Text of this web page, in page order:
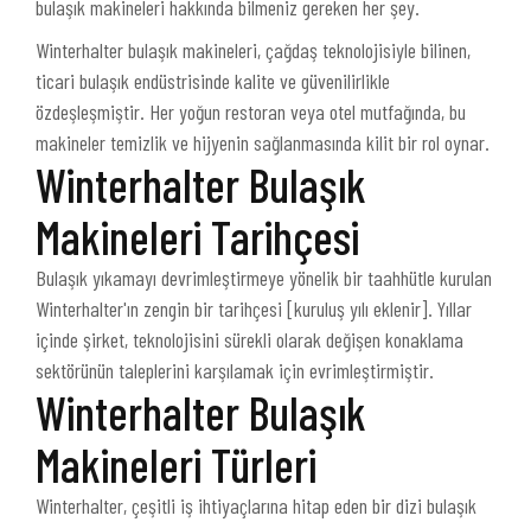
bulaşık makineleri hakkında bilmeniz gereken her şey.
Winterhalter bulaşık makineleri, çağdaş teknolojisiyle bilinen,
ticari bulaşık endüstrisinde kalite ve güvenilirlikle
özdeşleşmiştir. Her yoğun restoran veya otel mutfağında, bu
makineler temizlik ve hijyenin sağlanmasında kilit bir rol oynar.
Winterhalter Bulaşık
Makineleri Tarihçesi
Bulaşık yıkamayı devrimleştirmeye yönelik bir taahhütle kurulan
Winterhalter'ın zengin bir tarihçesi [kuruluş yılı eklenir]. Yıllar
içinde şirket, teknolojisini sürekli olarak değişen konaklama
sektörünün taleplerini karşılamak için evrimleştirmiştir.
Winterhalter Bulaşık
Makineleri Türleri
Winterhalter, çeşitli iş ihtiyaçlarına hitap eden bir dizi bulaşık